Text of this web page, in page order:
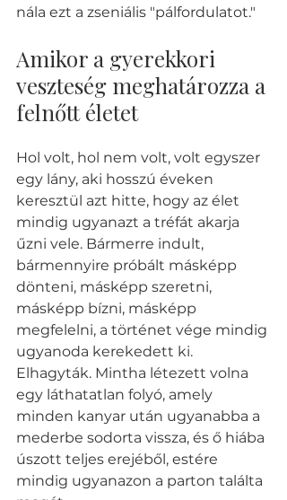
nála ezt a zseniális "pálfordulatot."
Amikor a gyerekkori
veszteség meghatározza a
felnőtt életet
Hol volt, hol nem volt, volt egyszer
egy lány, aki hosszú éveken
keresztül azt hitte, hogy az élet
mindig ugyanazt a tréfát akarja
űzni vele. Bármerre indult,
bármennyire próbált másképp
dönteni, másképp szeretni,
másképp bízni, másképp
megfelelni, a történet vége mindig
ugyanoda kerekedett ki.
Elhagyták. Mintha létezett volna
egy láthatatlan folyó, amely
minden kanyar után ugyanabba a
mederbe sodorta vissza, és ő hiába
úszott teljes erejéből, estére
mindig ugyanazon a parton találta